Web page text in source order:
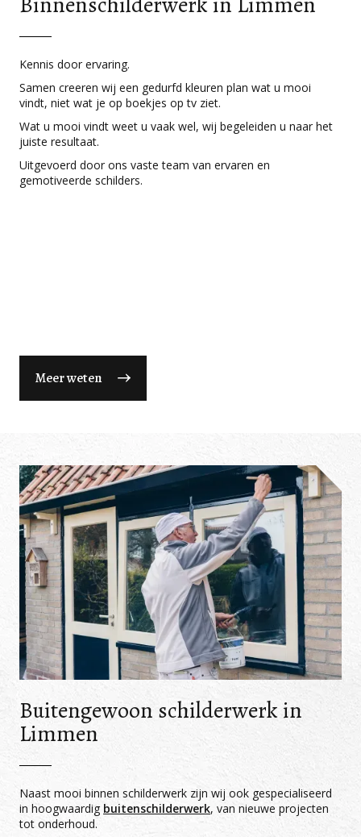
Kennis door ervaring.
Samen creeren wij een gedurfd kleuren plan wat u mooi
vindt, niet wat je op boekjes op tv ziet.
Wat u mooi vindt weet u vaak wel, wij begeleiden u naar het
juiste resultaat.
Uitgevoerd door ons vaste team van ervaren en
gemotiveerde schilders.
Meer weten
Buitengewoon schilderwerk in
Limmen
Naast mooi binnen schilderwerk zijn wij ook gespecialiseerd
in hoogwaardig buitenschilderwerk, van nieuwe projecten
tot onderhoud.